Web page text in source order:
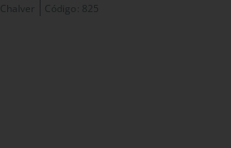
Chalver Código: 825